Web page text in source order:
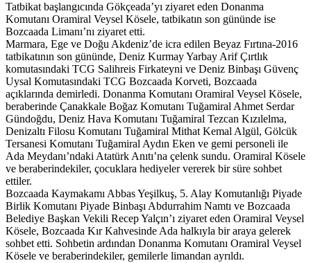
Tatbikat başlangıcında Gökçeada’yı ziyaret eden Donanma
Komutanı Oramiral Veysel Kösele, tatbikatın son gününde ise
Bozcaada Limanı’nı ziyaret etti.
Marmara, Ege ve Doğu Akdeniz’de icra edilen Beyaz Fırtına-2016
tatbikatının son gününde, Deniz Kurmay Yarbay Arif Çırtlık
komutasındaki TCG Salihreis Firkateyni ve Deniz Binbaşı Güvenç
Uysal Komutasındaki TCG Bozcaada Korveti, Bozcaada
açıklarında demirledi. Donanma Komutanı Oramiral Veysel Kösele,
beraberinde Çanakkale Boğaz Komutanı Tuğamiral Ahmet Serdar
Gündoğdu, Deniz Hava Komutanı Tuğamiral Tezcan Kızılelma,
Denizaltı Filosu Komutanı Tuğamiral Mithat Kemal Algül, Gölcük
Tersanesi Komutanı Tuğamiral Aydın Eken ve gemi personeli ile
Ada Meydanı’ndaki Atatürk Anıtı’na çelenk sundu. Oramiral Kösele
ve beraberindekiler, çocuklara hediyeler vererek bir süre sohbet
ettiler.
Bozcaada Kaymakamı Abbas Yeşilkuş, 5. Alay Komutanlığı Piyade
Birlik Komutanı Piyade Binbaşı Abdurrahim Namtı ve Bozcaada
Belediye Başkan Vekili Recep Yalçın’ı ziyaret eden Oramiral Veysel
Kösele, Bozcaada Kır Kahvesinde Ada halkıyla bir araya gelerek
sohbet etti. Sohbetin ardından Donanma Komutanı Oramiral Veysel
Kösele ve beraberindekiler, gemilerle limandan ayrıldı.